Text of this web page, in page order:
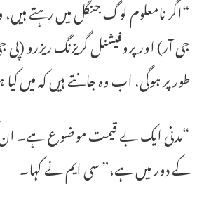
“اگر نامعلوم لوگ جنگل میں رہتے
جی آر) اور پروفیشنل گریزنگ ریزرو (پی
طور پر ہوگی، اب وہ جانتے ہیں کہ میں
“مدنی ایک بے قیمت موضوع ہے۔
کے دور میں ہے،” سی ایم نے کہا۔